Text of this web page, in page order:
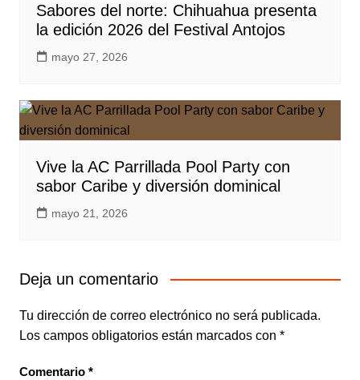
Sabores del norte: Chihuahua presenta
la edición 2026 del Festival Antojos
mayo 27, 2026
Vive la AC Parrillada Pool Party con
sabor Caribe y diversión dominical
mayo 21, 2026
Deja un comentario
Tu dirección de correo electrónico no será publicada.
Los campos obligatorios están marcados con *
Comentario *